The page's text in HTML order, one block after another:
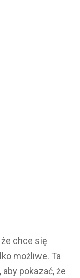
że chce się
możliwe. Ta
pokazać, że